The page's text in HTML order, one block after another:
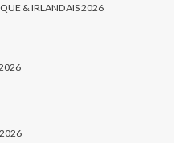
& IRLANDAIS 2026